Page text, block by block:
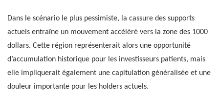
Dans le scénario le plus pessimiste, la cassure des supports
actuels entraîne un mouvement accéléré vers la zone des 1000
dollars. Cette région représenterait alors une opportunité
d’accumulation historique pour les investisseurs patients, mais
elle impliquerait également une capitulation généralisée et une
douleur importante pour les holders actuels.